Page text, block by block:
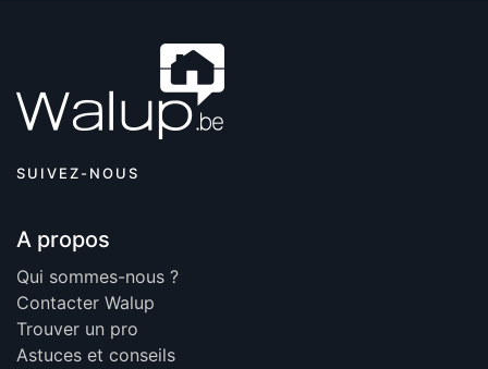
SUIVEZ-NOUS
A propos
Qui sommes-nous ?
Contacter Walup
Trouver un pro
Astuces et conseils